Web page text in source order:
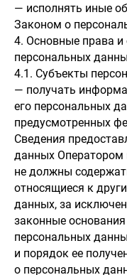
— исполнять иные
Законом о
4. Основные права и
персональных
4.1. Субъекты
— получать
его персональных
предусмотренных
Сведения
данных Оператором
не должны
относящиеся к
данных, за
законные
персональных
и порядок ее
о персональных